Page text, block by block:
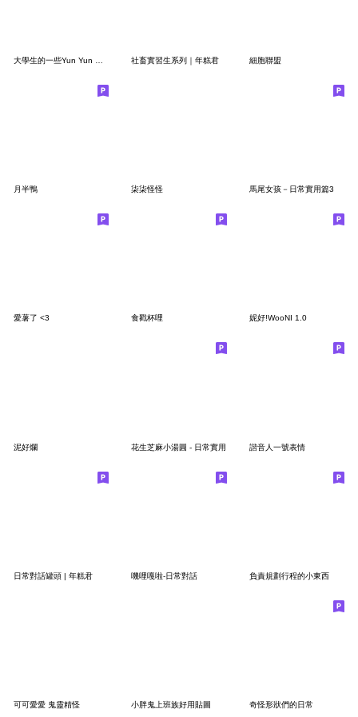
社畜實習生系列｜年糕君 細胞聯盟
月半鴨 柒柒怪怪 馬尾女孩－日常實用篇3
愛薯了 <3 食戳杯哩 妮好!WooNI 1.0
泥好爛 花生芝麻小湯圓 - 日常實用 諧音人一號表情
日常對話罐頭 | 年糕君 嘰哩嘎啦-日常對話 負責規劃行程的小東西
可可愛愛 鬼靈精怪 小胖鬼上班族好用貼圖 奇怪形狀們的日常